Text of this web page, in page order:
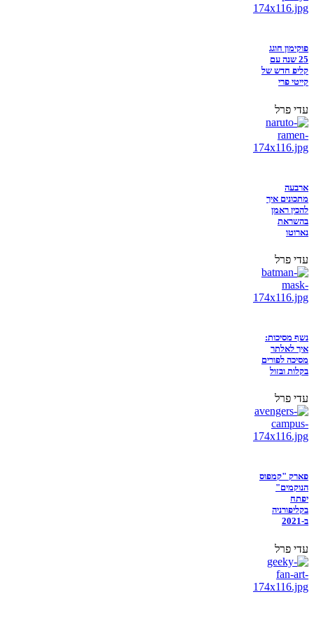
פוקימון חוגג
25 שנה עם
קליפ חדש של
קייטי פרי
עדי פרל
ארבעה
מתכונים איך
להכין ראמן
בהשראת
נארוטו
עדי פרל
נשף מסיכות:
איך לאלתר
מסיכה לפורים
בקלות ובזול
עדי פרל
פארק "קמפוס
הנוקמים"
יפתח
בקליפורניה
ב-2021
עדי פרל